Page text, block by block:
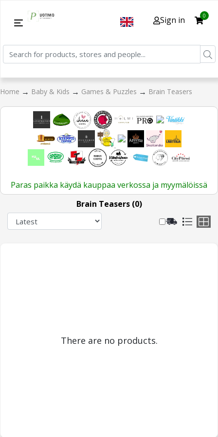
Sign in 0
Home → Baby & Kids → Games & Puzzles → Brain Teasers
Paras paikka käydä kauppaa verkossa ja myymälöissä
Brain Teasers (0)
There are no products.